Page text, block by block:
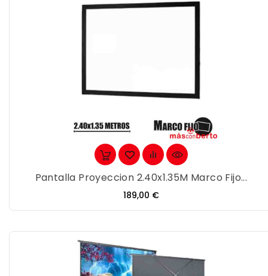
Pantalla Proyeccion 2.40x1.35M Marco Fijo...
Precio
189,00 €